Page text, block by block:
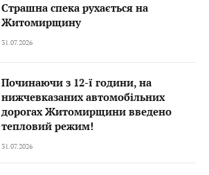
Страшна спека рухається на
Житомирщину
31.07.2026
Починаючи з 12-ї години, на
нижчевказаних автомобільних
дорогах Житомирщини введено
тепловий режим!
31.07.2026